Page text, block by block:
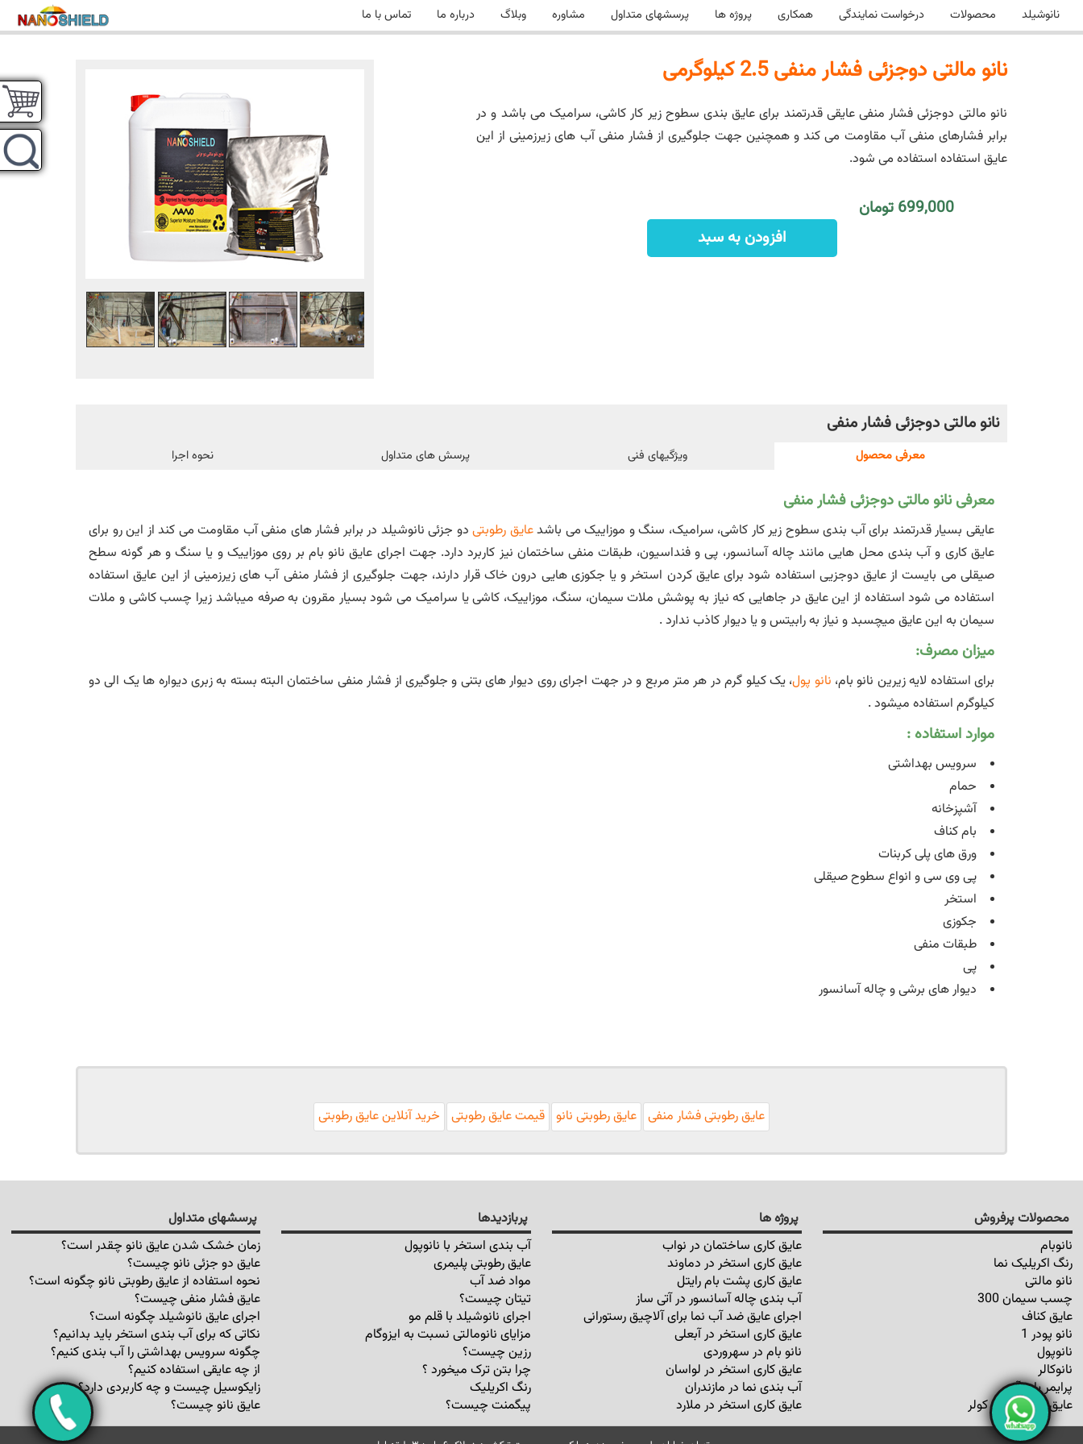
نانوشیلد محصولات درخواست نمایندگی همکاری پروژه ها پرسشهای متداول مشاوره وبلاگ درباره ما تماس با ما
نانو مالتی دوجزئی فشار منفی 2.5 کیلوگرمی
نانو مالتی دوجزئی فشار منفی عایقی قدرتمند برای عایق بندی سطوح زیر کار کاشی، سرامیک می باشد و در
برابر فشارهای منفی آب مقاومت می کند و همچنین جهت جلوگیری از فشار منفی آب های زیرزمینی از این
عایق استفاده استفاده می شود.
699,000 تومان
افزودن به سبد
نانو مالتی دوجزئی فشار منفی
معرفی محصول ویژگیهای فنی پرسش های متداول نحوه اجرا
معرفی نانو مالتی دوجزئی فشار منفی
عایقی بسیار قدرتمند برای آب بندی سطوح زیر کار کاشی، سرامیک، سنگ و موزاییک می باشدعایق رطوبتیدو جزئی نانوشیلد در برابر فشار های منفی آب مقاومت می کند از این رو برای
عایق کاری و آب بندی محل هایی مانند چاله آسانسور، پی و فنداسیون، طبقات منفی ساختمان نیز کاربرد دارد. جهت اجرای عایق نانو بام بر روی موزاییک و یا سنگ و هر گونه سطح
صیقلی می بایست از عایق دوجزیی استفاده شود برای عایق کردن استخر و یا جکوزی هایی درون خاک قرار دارند، جهت جلوگیری از فشار منفی آب های زیرزمینی از این عایق استفاده
استفاده می شود استفاده از این عایق در جاهایی که نیاز به پوشش ملات سیمان، سنگ، موزاییک، کاشی یا سرامیک می شود بسیار مقرون به صرفه میباشد زیرا چسب کاشی و ملات
سیمان به این عایق میچسبد و نیاز به رابیتس و یا دیوار کاذب ندارد .
میزان مصرف:
برای استفاده لایه زیرین نانو بام، نانو پول، یک کیلو گرم در هر متر مربع و در جهت اجرای روی دیوار های بتنی و جلوگیری از فشار منفی ساختمان البته بسته به زبری دیواره ها یک الی دو
کیلوگرم استفاده میشود .
موارد استفاده :
سرویس بهداشتی
حمام
آشپزخانه
بام کناف
ورق های پلی کربنات
پی وی سی و انواع سطوح صیقلی
استخر
جکوزی
طبقات منفی
پی
دیوار های برشی و چاله آسانسور
عایق رطوبتی فشار منفی عایق رطوبتی نانو قیمت عایق رطوبتی خرید آنلاین عایق رطوبتی
محصولات پرفروش
نانوبام
رنگ اکریلیک نما
نانو مالتی
چسب سیمان 300
عایق کناف
نانو پودر 1
نانوپول
نانوکالر
پرایمر پایه آب
عایق رطوبتی کف کولر
پروژه ها
عایق کاری ساختمان در نواب
عایق کاری استخر در دماوند
عایق کاری پشت بام رایتل
آب بندی چاله آسانسور در آتی ساز
اجرای عایق ضد آب نما برای آلاچیق رستورانی
عایق کاری استخر در آبعلی
نانو بام در سهروردی
عایق کاری استخر در لواسان
آب بندی نما در مازندران
عایق کاری استخر در ملارد
پربازدیدها
آب بندی استخر با نانوپول
عایق رطوبتی پلیمری
مواد ضد آب
تیتان چیست؟
اجرای نانوشیلد با قلم مو
مزایای نانومالتی نسبت به ایزوگام
رزین چیست؟
چرا بتن ترک میخورد ؟
رنگ اکریلیک
پیگمنت چیست؟
پرسشهای متداول
زمان خشک شدن عایق نانو چقدر است؟
عایق دو جزئی نانو چیست؟
نحوه استفاده از عایق رطوبتی نانو چگونه است؟
عایق فشار منفی چیست؟
اجرای عایق نانوشیلد چگونه است؟
نکاتی که برای آب بندی استخر باید بدانیم؟
چگونه سرویس بهداشتی را آب بندی کنیم؟
از چه عایقی استفاده کنیم؟
زایکوسیل چیست و چه کاربردی دارد؟
عایق نانو چیست؟